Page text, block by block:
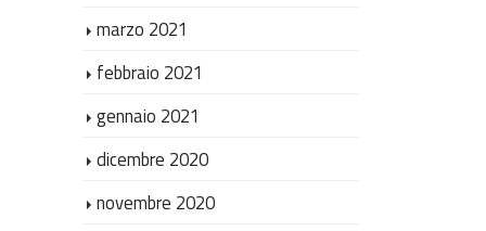
marzo 2021
febbraio 2021
gennaio 2021
dicembre 2020
novembre 2020